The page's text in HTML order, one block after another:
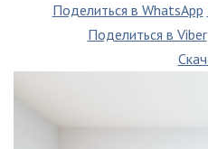
Поделиться в WhatsApp
Поделиться в Viber